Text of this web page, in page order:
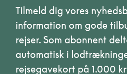
Tilmeld dig vores
information om gode
rejser. Som abonnent
automatisk i
rejsegavekort på 1.000